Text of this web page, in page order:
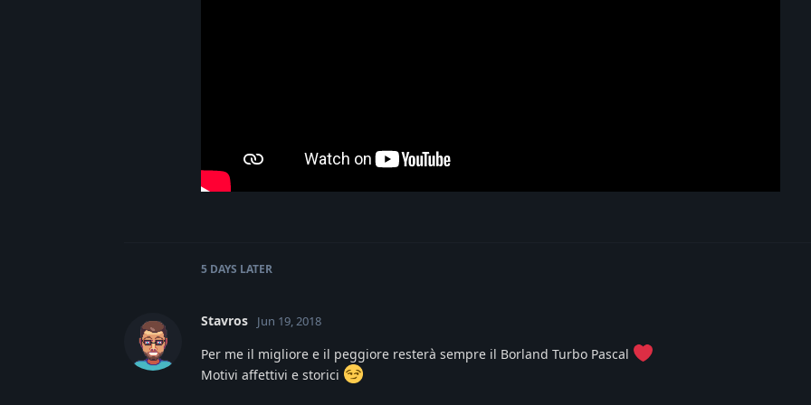
5 DAYS LATER
Stavros Jun 19, 2018
Per me il migliore e il peggiore resterà sempre il Borland Turbo Pascal
Motivi affettivi e storici